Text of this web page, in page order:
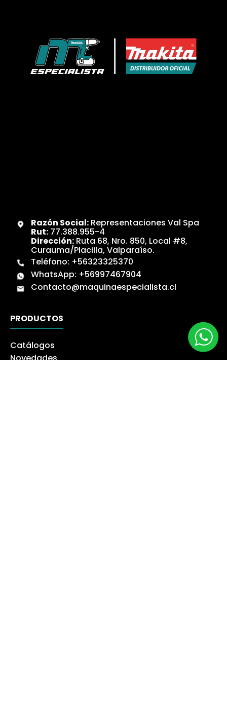
Razón Social:Representaciones Val Spa
Rut:77.388.955-4
Dirección:Ruta 68, Nro. 850, Local #8,
Curauma/Placilla, Valparaíso.
Teléfono: +56323325370
WhatsApp: +56997467904
Contacto@maquinaespecialista.cl
PRODUCTOS
Catálogos
Novedades